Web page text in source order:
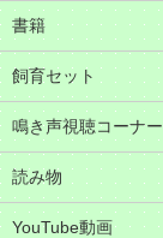
書籍
飼育セット
鳴き声視聴コーナー
読み物
YouTube動画